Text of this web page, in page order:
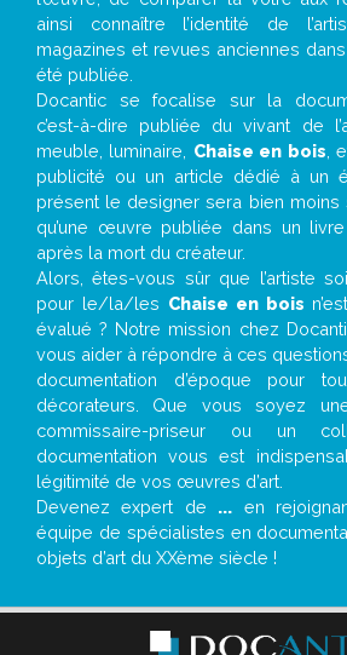
ainsi connaître l’identité de
magazines et revues anciennes
été publiée.
Docantic se focalise sur la
c’est-à-dire publiée du vivant de
meuble, luminaire, Chaise en bois ,
publicité ou un article dédié à un
présent le designer sera bien moins
qu’une œuvre publiée dans un
après la mort du créateur.
Alors, êtes-vous sûr que l’artiste
pour le/la/les Chaise en bois
évalué ? Notre mission chez
vous aider à répondre à ces
documentation d’époque pour
décorateurs. Que vous soyez
commissaire-priseur ou un
documentation vous est
légitimité de vos œuvres d’art.
Devenez expert de ... en
équipe de spécialistes en
objets d’art du XXème siècle !